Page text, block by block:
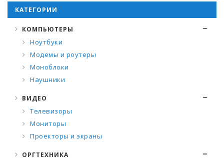
КАТЕГОРИИ
КОМПЬЮТЕРЫ
Ноутбуки
Модемы и роутеры
Моноблоки
Наушники
ВИДЕО
Телевизоры
Мониторы
Проекторы и экраны
ОРГТЕХНИКА